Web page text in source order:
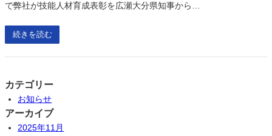
で弊社が技能人材育成表彰を広瀬大分県知事から…
続きを読む
カテゴリー
お知らせ
アーカイブ
2025年11月